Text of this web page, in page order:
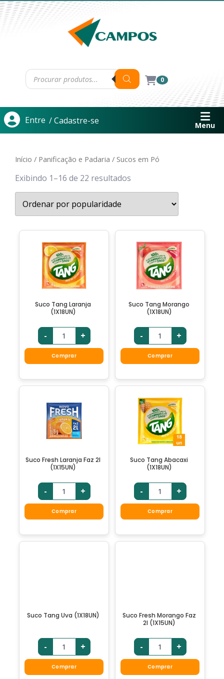
0
Entre / Cadastre-se Menu
Início / Panificação e Padaria / Sucos em Pó
Exibindo 1–16 de 22 resultados
Suco Tang Laranja
(1X18UN)
- +
Comprar
Suco Tang Morango
(1X18UN)
- +
Comprar
Suco Fresh Laranja Faz 2l
(1X15UN)
- +
Comprar
Suco Tang Abacaxi
(1X18UN)
- +
Comprar
Suco Tang Uva (1X18UN)
- +
Comprar
Suco Fresh Morango Faz
2l (1X15UN)
- +
Comprar